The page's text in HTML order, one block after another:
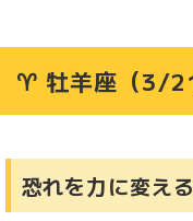
♑ 山羊座（12/22
権力と謙虚さ
個人主義と集
♓ 魚座（2/19〜
♈ 牡羊座（3/
恐れを力に変え